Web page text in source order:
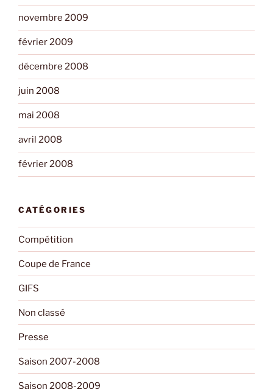
novembre 2009
février 2009
décembre 2008
juin 2008
mai 2008
avril 2008
février 2008
CATÉGORIES
Compétition
Coupe de France
GIFS
Non classé
Presse
Saison 2007-2008
Saison 2008-2009